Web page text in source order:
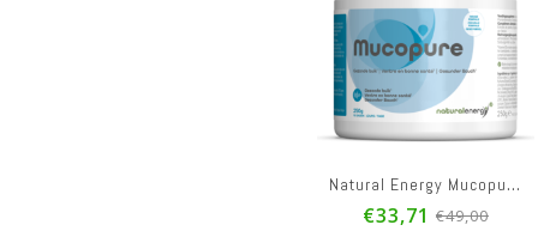
Natural Energy Mucopure Pdr 250g
€33,71 €49,00